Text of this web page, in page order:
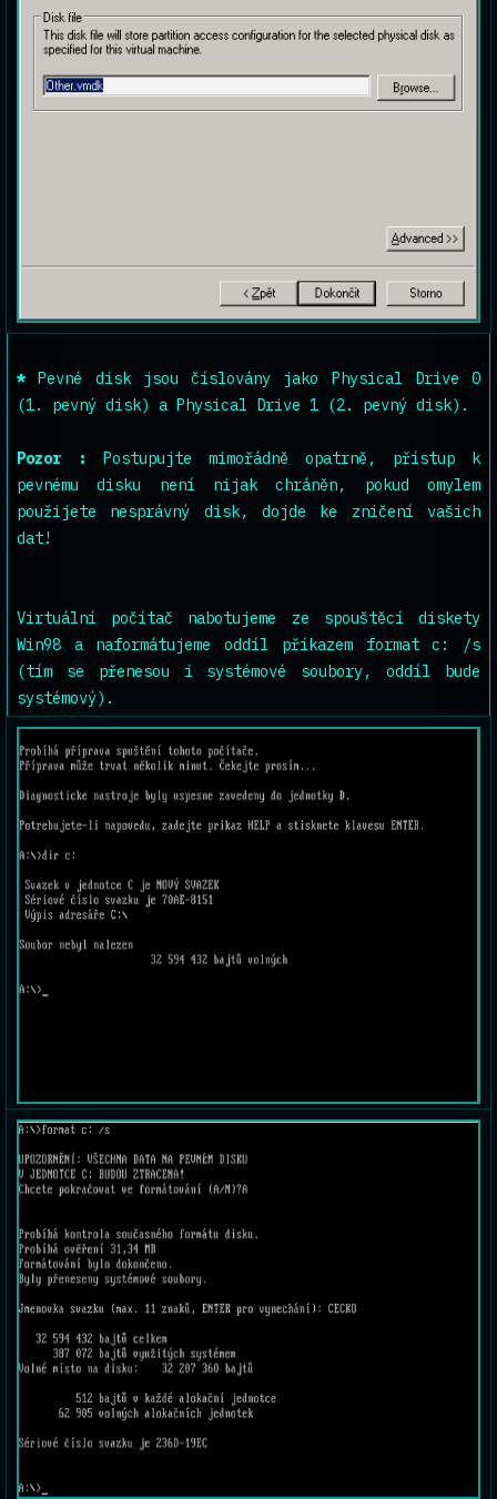
* Pevné disk jsou číslovány jako Physical Drive 0
(1. pevný disk) a Physical Drive 1 (2. pevný disk).
Pozor :
Postupujte mimořádně opatrně, přístup k
pevnému disku není nijak chráněn, pokud omylem
použijete nesprávný disk, dojde ke zničení vašich
dat!
Virtuální počítač nabotujeme ze spouštěcí diskety
Win98 a naformátujeme oddíl příkazem format c: /s
(tím se přenesou i systémové soubory, oddíl bude
systémový).